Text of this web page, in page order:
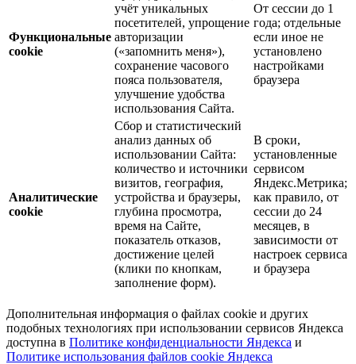
Функциональные
cookie
учёт уникальных
посетителей, упрощение
авторизации
(«запомнить меня»),
сохранение часового
пояса пользователя,
улучшение удобства
использования Сайта.
От сессии до 1
года; отдельные
если иное не
установлено
настройками
браузера
Аналитические
cookie
Сбор и статистический
анализ данных об
использовании Сайта:
количество и источники
визитов, география,
устройства и браузеры,
глубина просмотра,
время на Сайте,
показатель отказов,
достижение целей
(клики по кнопкам,
заполнение форм).
В сроки,
установленные
сервисом
Яндекс.Метрика;
как правило, от
сессии до 24
месяцев, в
зависимости от
настроек сервиса
и браузера
Дополнительная информация о файлах cookie и других
подобных технологиях при использовании сервисов Яндекса
доступна в Политике конфиденциальности Яндекса и
Политике использования файлов cookie Яндекса